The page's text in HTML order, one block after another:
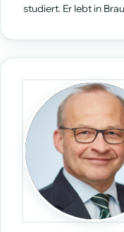
studiert. Er lebt in